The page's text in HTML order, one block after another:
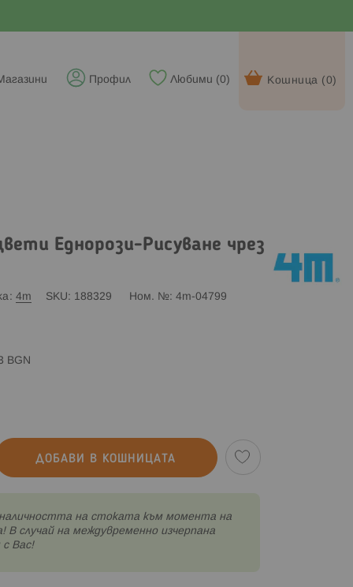
Кошница (0)
Любими (0)
Профил
Еднорози-Рисуване чрез
4m SKU 188329 Ном. № 4m-04799
BGN
ДОБАВИ В КОШНИЦАТА
на стоката към момента на
В случай на междувременно изчерпана
Вас!